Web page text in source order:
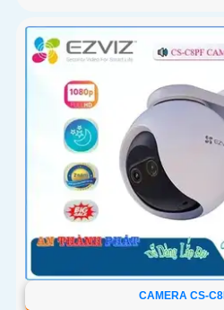
CAMERA CS-